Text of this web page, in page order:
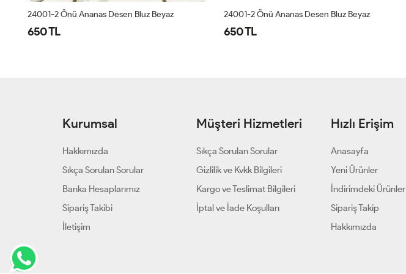
24001-2 Önü Ananas Desen Bluz Beyaz
650 TL
24001-2 Önü Ananas Desen Bluz Beyaz
650 TL
Kurumsal
Hakkımızda
Sıkça Sorulan Sorular
Banka Hesaplarımız
Sipariş Takibi
İletişim
Müşteri Hizmetleri
Sıkça Sorulan Sorular
Gizlilik ve Kvkk Bilgileri
Kargo ve Teslimat Bilgileri
İptal ve İade Koşulları
Hızlı Erişim
Anasayfa
Yeni Ürünler
İndirimdeki Ürünler
Sipariş Takip
Hakkımızda